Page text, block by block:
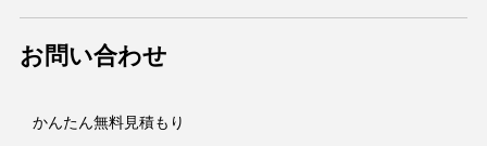
お問い合わせ
かんたん無料見積もり